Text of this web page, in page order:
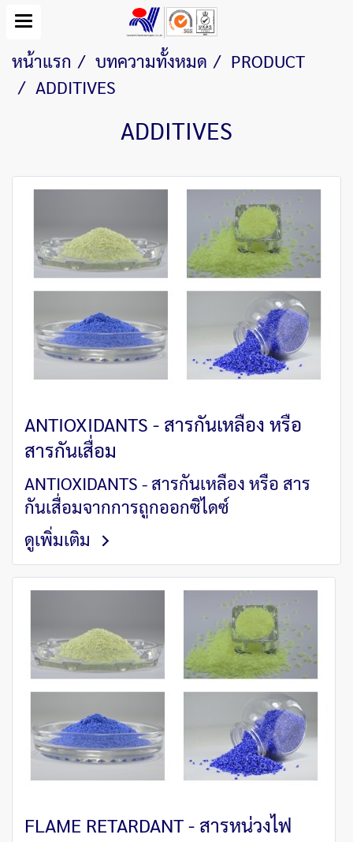
หน้าแรก บทความทั้งหมด
PRODUCT
ADDITIVES
ADDITIVES
ANTIOXIDANTS - สารกันเหลือง หรือ
สารกันเสื่อม
ANTIOXIDANTS - สารกันเหลือง หรือ สาร
กันเสื่อมจากการถูกออกซิไดซ์
ดูเพิ่มเติม
FLAME RETARDANT - สารหน่วงไฟ